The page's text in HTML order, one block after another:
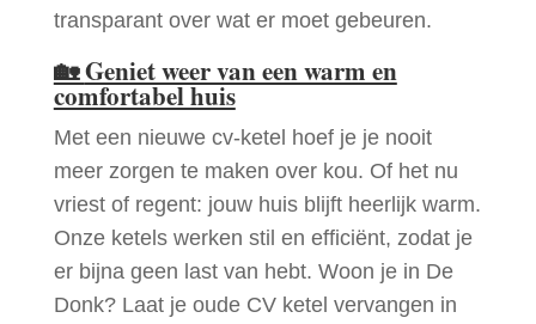
transparant over wat er moet gebeuren.
🏡Geniet weer van een warm en
comfortabel huis
Met een nieuwe cv-ketel hoef je je nooit
meer zorgen te maken over kou. Of het nu
vriest of regent: jouw huis blijft heerlijk warm.
Onze ketels werken stil en efficiënt, zodat je
er bijna geen last van hebt. Woon je in De
Donk? Laat je oude CV ketel vervangen in